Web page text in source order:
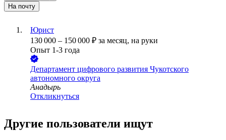
На почту
Юрист
130 000 – 150 000 ₽ за месяц, на руки
Опыт 1-3 года
Департамент цифрового развития Чукотского
автономного округа
Анадырь
Откликнуться
Другие пользователи ищут